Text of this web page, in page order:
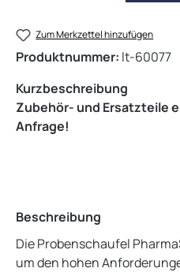
Zum Merkzettel hinzufügen
Produktnummer: lt-60077
Kurzbeschreibung
Zubehör- und Ersatzteile
Anfrage!
Beschreibung
Die Probenschaufel
um den hohen